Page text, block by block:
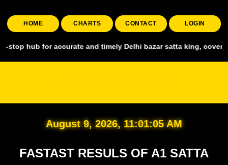
HOME CHARTS CONTACT LOGIN
for accurate and timely Delhi bazar satta king, covering all
August 9, 2026, 11:01:06 AM
FASTAST RESULS OF A1 SATTA